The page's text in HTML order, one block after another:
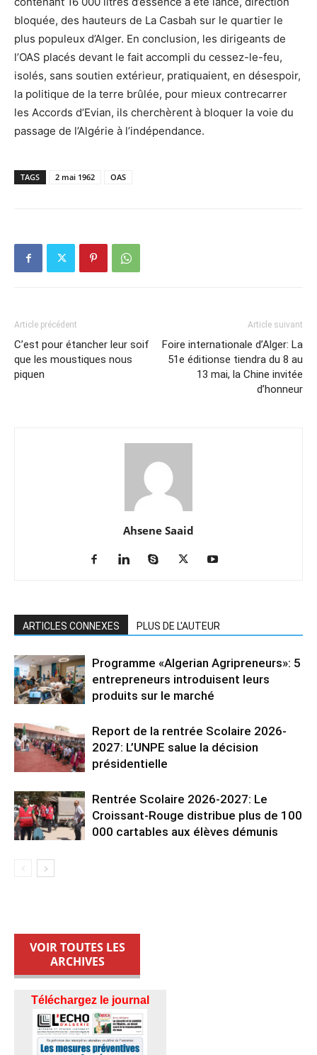
bloquée, des hauteurs de La Casbah sur le quartier le
plus populeux d’Alger. En conclusion, les dirigeants de
l’OAS placés devant le fait accompli du cessez-le-feu,
isolés, sans soutien extérieur, pratiquaient, en désespoir,
la politique de la terre brûlée, pour mieux contrecarrer
les Accords d’Evian, ils cherchèrent à bloquer la voie du
passage de l’Algérie à l’indépendance.
TAGS 2 mai 1962 OAS
Article précédent
C’est pour étancher leur soif
que les moustiques nous
piquen
Article suivant
Foire internationale d’Alger: La
51e éditionse tiendra du 8 au
13 mai, la Chine invitée
d’honneur
Ahsene Saaid
ARTICLES CONNEXES PLUS DE L'AUTEUR
Programme «Algerian Agripreneurs»: 5
entrepreneurs introduisent leurs
produits sur le marché
Report de la rentrée Scolaire 2026-
2027: L’UNPE salue la décision
présidentielle
Rentrée Scolaire 2026-2027: Le
Croissant-Rouge distribue plus de 100
000 cartables aux élèves démunis
VOIR TOUTES LES
ARCHIVES